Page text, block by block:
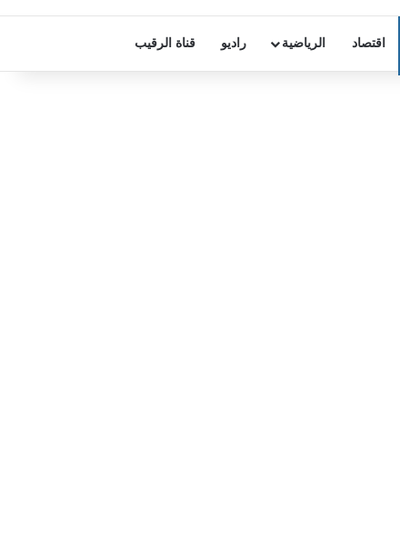
اقتصاد الرياضية راديو قناة الرقيب